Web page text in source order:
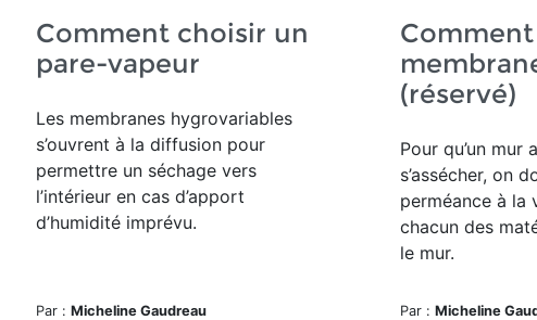
Comment choisir un
pare-vapeur
Les membranes hygrovariables
s’ouvrent à la diffusion pour
permettre un séchage vers
l’intérieur en cas d’apport
d’humidité imprévu.
Par : Micheline Gaudreau
(réservé)
Pour qu’un mur
s’assécher, on
perméance à la
chacun des
le mur.
Par : Micheline